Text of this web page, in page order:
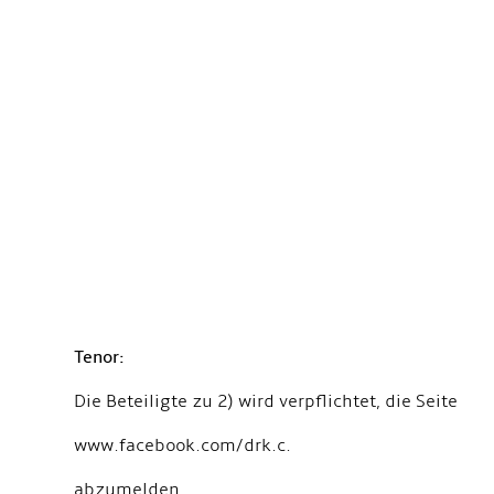
Tenor:
Die Beteiligte zu 2) wird verpflichtet, die Seite
www.facebook.com/drk.c.
abzumelden.